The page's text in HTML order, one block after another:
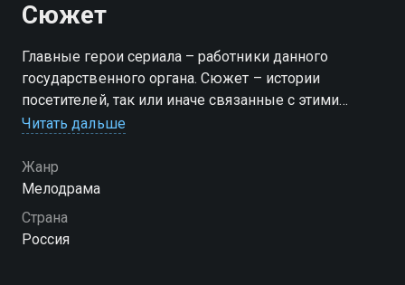
Сюжет
Главные герои сериала – работники данного
государственного органа. Сюжет – истории
посетителей, так или иначе связанные с этими
самыми государственными состояниями.А ситуации,
самых счастливых до трагических. Есть много
счастья и много горя. Кто-то приходит, чтобы
соединиться в семью, в соседней же комнате горят
желанием развестись. Вот пара родителей все еще
Читать дальше
Жанр
Мелодрама
Страна
Россия